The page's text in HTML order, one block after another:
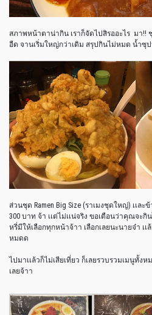
สภาพหน้าตาน่ากิน เราก็จัดไปสิรออะไร มา!!
อืด จานเริ่มใหญ่กว่าเดิม สรุปกินไม่หมด น้ำซุ
ส่วนชุด Ramen Big Size (ราเมงชุดใหญ่) เเล
300 บาท จ้า เเต่ไม่เเน่จริง ขอเตือนว่าคุณจะกิ
หรี่มีให้เลือกทุกหน้าจ้าา เลือกเลยนะนายจ๋า เ
หมดด
ไปมาเเล้วก็ไม่เสียเที่ยว ก็เลยรวบรวมเมนูทั้ง
เลยจ้าา